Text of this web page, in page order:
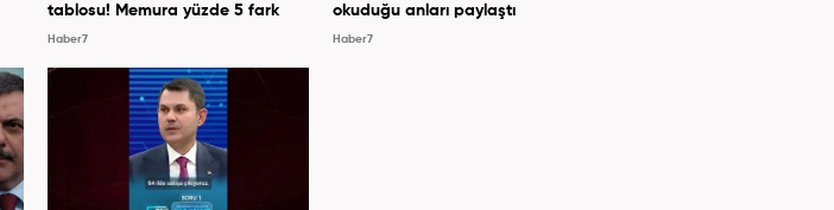
tablosu! Memura yüzde 5 fark
Haber7
okuduğu anları paylaştı
Haber7